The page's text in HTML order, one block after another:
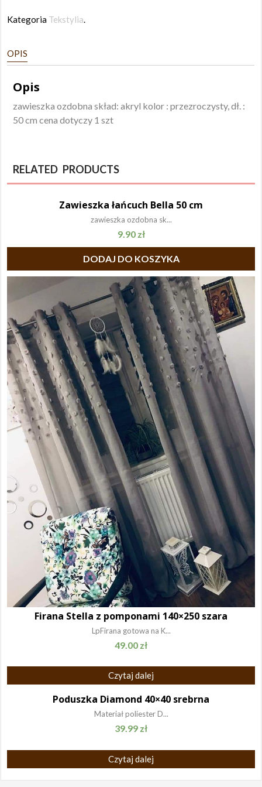
50
Kategoria Tekstylia.
OPIS
Opis
zawieszka ozdobna skład: akryl kolor : przezroczysty, dł. :
50 cm cena dotyczy 1 szt
RELATED PRODUCTS
Zawieszka łańcuch Bella 50 cm
zawieszka ozdobna sk...
9.90 zł
DODAJ DO KOSZYKA
Firana Stella z pomponami 140×250 szara
LpFirana gotowa na K...
49.00 zł
Czytaj dalej
Poduszka Diamond 40×40 srebrna
Materiał poliester D...
39.99 zł
Czytaj dalej